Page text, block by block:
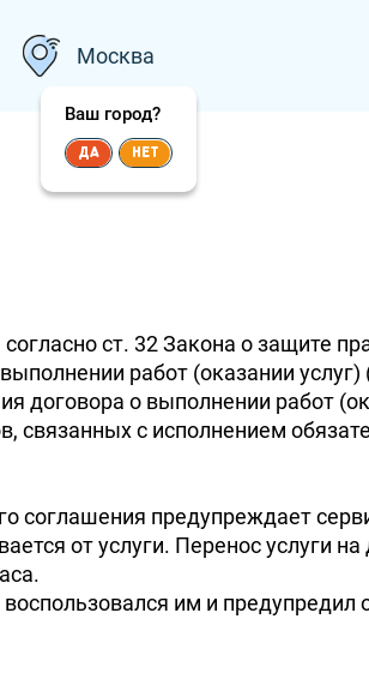
Москва
Ваш город?
ДА НЕТ
ст. 32 Закона о защите
работ (оказании
договора о выполнении работ
с исполнением
соглашения предупреждает
от услуги. Перенос услуги
воспользовался им и